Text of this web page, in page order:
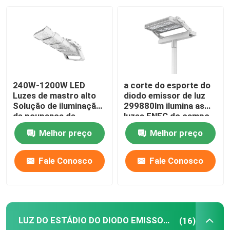
SOBRE E.U.
Excursão da fábrica
Controle da qualidade
Peça umas citações
Luzes da corte do esporte do diodo emissor de luz
Luz de inundação exterior do diodo emissor de luz
240W-1200W LED
Luzes de mastro alto
Solução de iluminação
de poupança de
energia
Melhor preço
Fale Conosco
a corte do esporte do
diodo emissor de luz
299880lm ilumina as
luzes ENEC do campo
de tênis do diodo
emissor de luz
Melhor preço
Fale Conosco
LUZ DO ESTÁDIO DO DIODO EMISSOR DE LUZ (16)